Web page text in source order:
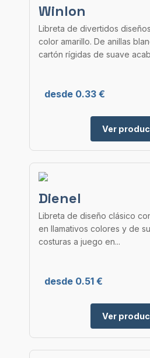
Winlon
Libreta de divertidos
color amarillo. De anillas
cartón rígidas de suave
desde 0.33 €
Ver
Dienel
Libreta de diseño clásico
en llamativos colores y de
costuras a juego en...
desde 0.51 €
Ver